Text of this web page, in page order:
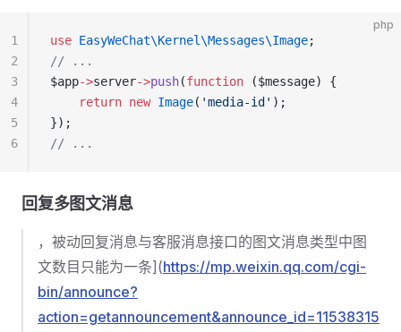
php
use EasyWeChat\Kernel\Messages\Image;
// ...
$app->server->push(function ($message) {
    return
new Image( 'media-id' );
});
// ...
1
2
3
4
5
6
回复多图文消息
，被动回复消息与客服消息接口的图文消息类型中图
文数目只能为一条](https://mp.weixin.qq.com/cgi-
bin/announce?
action=getannouncement&announce_id=11538315